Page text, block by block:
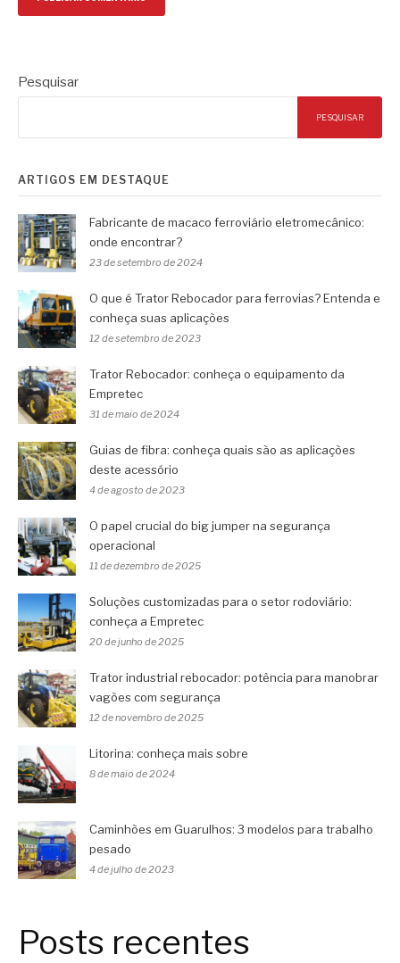
Pesquisar
PESQUISAR
ARTIGOS EM DESTAQUE
Fabricante de macaco ferroviário eletromecânico:
onde encontrar?
23 de setembro de 2024
O que é Trator Rebocador para ferrovias? Entenda e
conheça suas aplicações
12 de setembro de 2023
Trator Rebocador: conheça o equipamento da
Empretec
31 de maio de 2024
Guias de fibra: conheça quais são as aplicações
deste acessório
4 de agosto de 2023
O papel crucial do big jumper na segurança
operacional
11 de dezembro de 2025
Soluções customizadas para o setor rodoviário:
conheça a Empretec
20 de junho de 2025
Trator industrial rebocador: potência para manobrar
vagões com segurança
12 de novembro de 2025
Litorina: conheça mais sobre
8 de maio de 2024
Caminhões em Guarulhos: 3 modelos para trabalho
pesado
4 de julho de 2023
Posts recentes